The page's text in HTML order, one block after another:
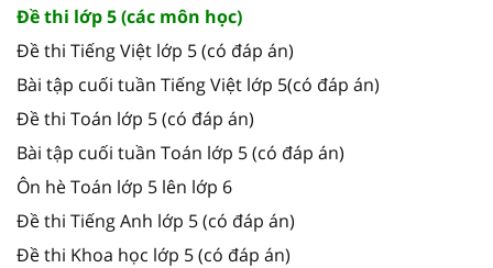
Đề thi lớp 5 (các môn học)
Đề thi Tiếng Việt lớp 5 (có đáp án)
Bài tập cuối tuần Tiếng Việt lớp 5(có đáp án)
Đề thi Toán lớp 5 (có đáp án)
Bài tập cuối tuần Toán lớp 5 (có đáp án)
Ôn hè Toán lớp 5 lên lớp 6
Đề thi Tiếng Anh lớp 5 (có đáp án)
Đề thi Khoa học lớp 5 (có đáp án)